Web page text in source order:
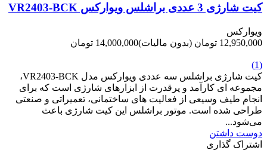
کیت شارژی 3 عددی براشلس ویوارکس VR2403-BCK
ویوارکس
12,950,000 تومان
(بدون مالیات)14,000,000 تومان
(1)
کیت شارژی براشلس سه عددی ویوارکس مدل VR2403-BCK،
مجموعه ای کارآمد و پرقدرت از ابزارهای شارژی است که برای
انجام طیف وسیعی از فعالیت های ساختمانی، تعمیراتی و صنعتی
طراحی شده است. موتور براشلس این کیت شارژی باعث
می‌شود...
دوست داشتن
اشتراک گذاری